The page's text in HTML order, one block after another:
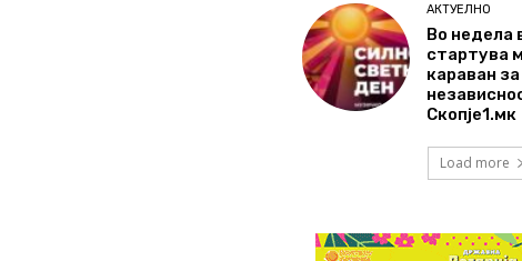
АКТУЕЛНО
Во недела
стартува
караван
Скопје1.мк
Load more